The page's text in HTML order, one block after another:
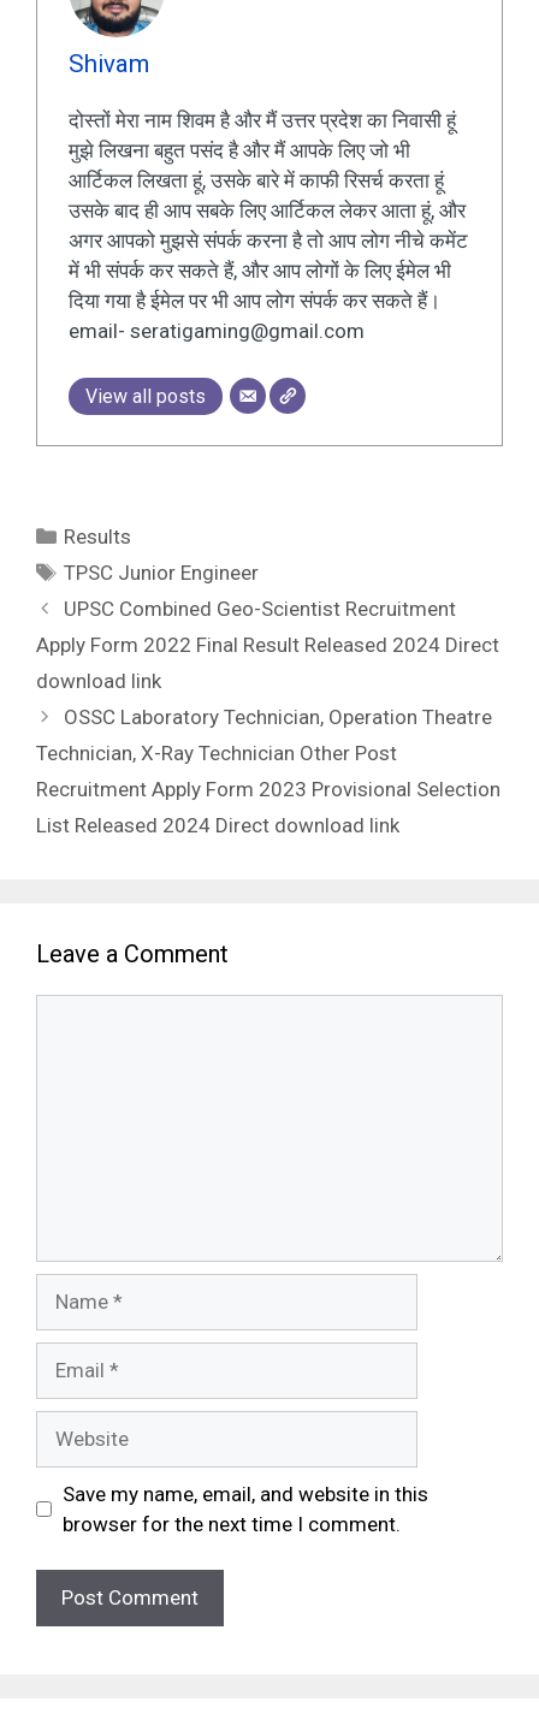
Shivam
दोस्तों मेरा नाम शिवम है और मैं उत्तर प्रदेश का निवासी हूं
मुझे लिखना बहुत पसंद है और मैं आपके लिए जो भी
आर्टिकल लिखता हूं, उसके बारे में काफी रिसर्च करता हूं
उसके बाद ही आप सबके लिए आर्टिकल लेकर आता हूं, और
अगर आपको मुझसे संपर्क करना है तो आप लोग नीचे कमेंट
में भी संपर्क कर सकते हैं, और आप लोगों के लिए ईमेल भी
दिया गया है ईमेल पर भी आप लोग संपर्क कर सकते हैं।
email- seratigaming@gmail.com
View all posts
Results
TPSC Junior Engineer
UPSC Combined Geo-Scientist Recruitment
Apply Form 2022 Final Result Released 2024 Direct
download link
OSSC Laboratory Technician, Operation Theatre
Technician, X-Ray Technician Other Post
Recruitment Apply Form 2023 Provisional Selection
List Released 2024 Direct download link
Leave a Comment
Save my name, email, and website in this
browser for the next time I comment.